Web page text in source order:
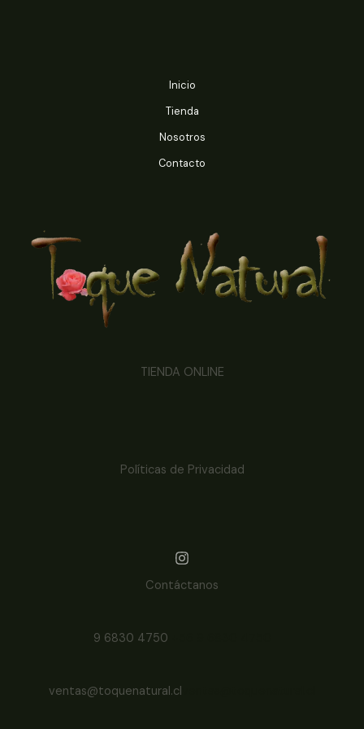
Inicio
Tienda
Nosotros
Contacto
TIENDA ONLINE
Políticas de Privacidad
Contáctanos
9 6830 4750
ventas@toquenatural.cl